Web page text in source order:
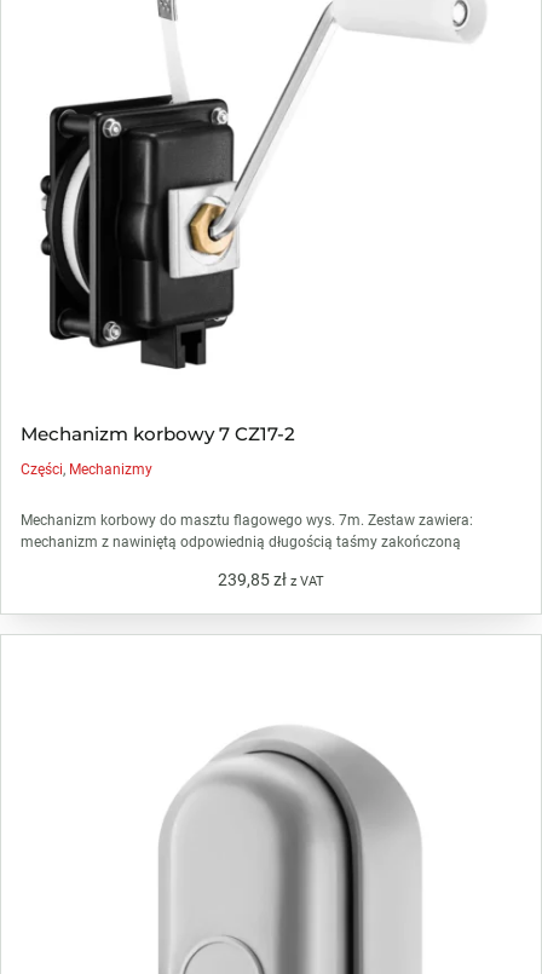
Mechanizm korbowy 7 CZ17-2
Części, Mechanizmy
Mechanizm korbowy do masztu flagowego wys. 7m. Zestaw zawiera:
mechanizm z nawiniętą odpowiednią długością taśmy zakończoną
239,85zł z VAT